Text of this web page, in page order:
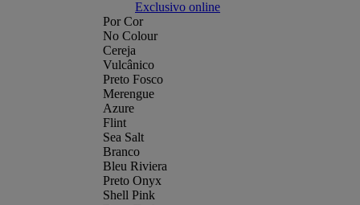
Exclusivo online
Por Cor
No Colour
Cereja
Vulcânico
Preto Fosco
Merengue
Azure
Flint
Sea Salt
Branco
Bleu Riviera
Preto Onyx
Shell Pink